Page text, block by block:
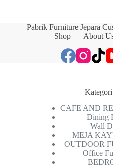
Pabrik Furniture Jepara
Shop
About
Kategori
CAFE AND
Dining
Wall
MEJA
OUTDOOR
Office